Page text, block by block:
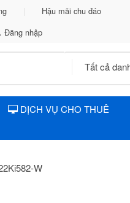
Hậu mãi chu đáo
Đăng nhập
DỊCH VỤ CHO THUÊ
W